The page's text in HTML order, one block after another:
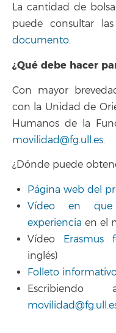
La cantidad de
puede consultar
documento.
¿Qué debe hacer
Con mayor
con la Unidad de
Humanos de la
movilidad@fg.ull.es.
¿Dónde puede
Página web del
Vídeo en que
experiencia en el
Vídeo Erasmus
inglés)
Folleto